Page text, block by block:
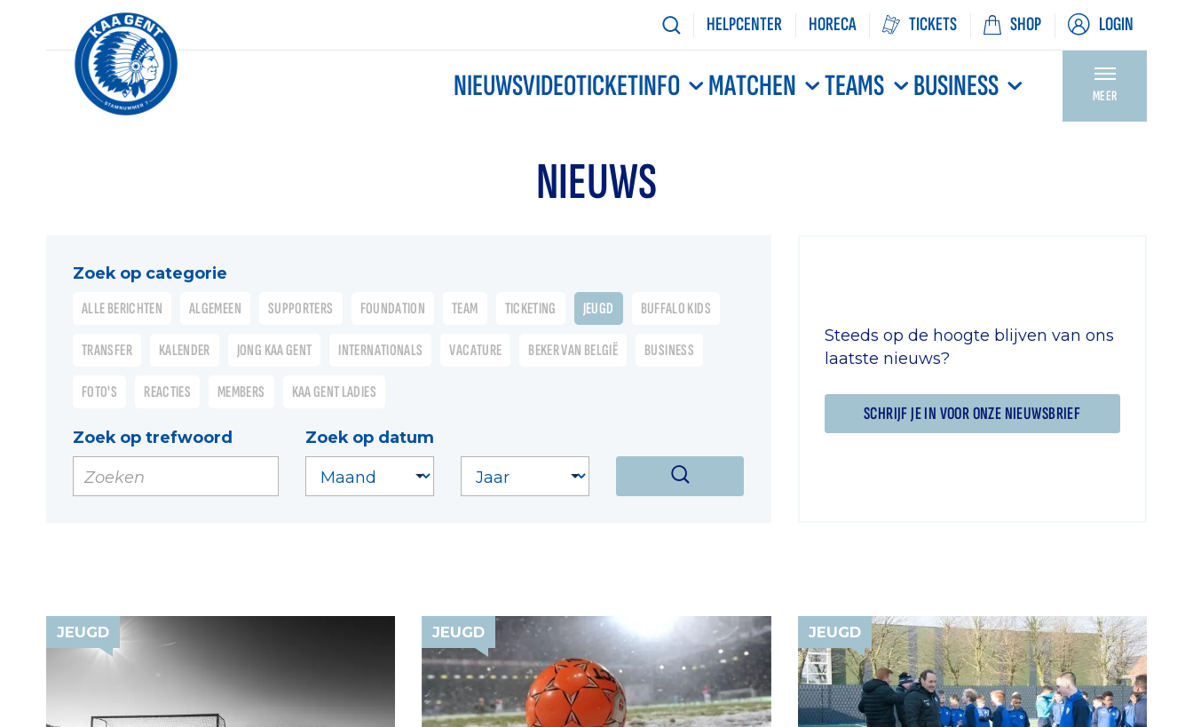
HELPCENTER HORECA TICKETS SHOP LOGIN
NIEUWSVIDEOTICKETINFO MATCHEN TEAMS BUSINESS MEER
NIEUWS
Zoek op categorie
ALLE BERICHTEN
ALGEMEEN SUPPORTERS FOUNDATION TEAM TICKETING JEUGD BUFFALO KIDS
TRANSFER KALENDER JONG KAA GENT INTERNATIONALS VACATURE BEKER VAN BELGIË BUSINESS
FOTO'S REACTIES MEMBERS KAA GENT LADIES
Zoek op trefwoord Zoek op datum
Steeds op de hoogte blijven van ons
laatste nieuws?
SCHRIJF JE IN VOOR ONZE NIEUWSBRIEF
JEUGD JEUGD JEUGD